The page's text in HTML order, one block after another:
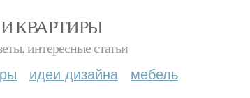
КВАРТИРЫ
интересные статьи
идеи дизайна мебель